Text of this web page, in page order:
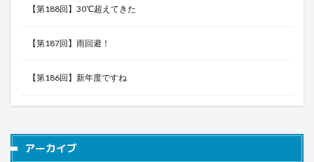
【第188回】30℃超えてきた
【第187回】雨回避！
【第186回】新年度ですね
アーカイブ